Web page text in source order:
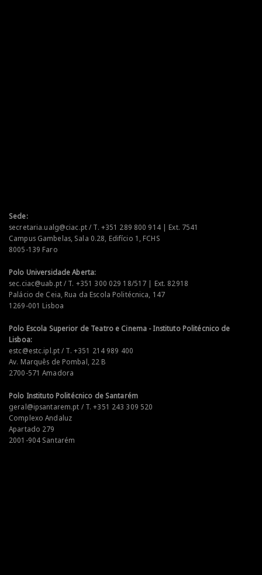
Sede:
secretaria.ualg@ciac.pt / T. +351 289 800 914 | Ext. 7541
Campus Gambelas, Sala 0.28, Edifício 1, FCHS
8005-139 Faro
Polo Universidade Aberta:
sec.ciac@uab.pt / T. +351 300 029 18/517 | Ext. 82918
Palácio de Ceia, Rua da Escola Politécnica, 147
1269-001 Lisboa
Polo Escola Superior de Teatro e Cinema - Instituto Politécnico de
Lisboa:
estc@estc.ipl.pt / T. +351 214 989 400
Av. Marquês de Pombal, 22 B
2700-571 Amadora
Polo Instituto Politécnico de Santarém
geral@ipsantarem.pt / T. +351 243 309 520
Complexo Andaluz
Apartado 279
2001-904 Santarém